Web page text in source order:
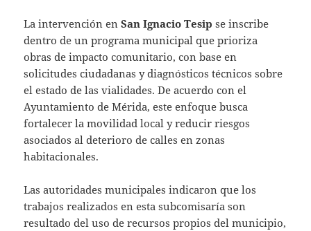
La intervención enSan Ignacio Tesip se inscribe
dentro de un programa municipal que prioriza
obras de impacto comunitario, con base en
solicitudes ciudadanas y diagnósticos técnicos sobre
el estado de las vialidades. De acuerdo con el
Ayuntamiento de Mérida, este enfoque busca
fortalecer la movilidad local y reducir riesgos
asociados al deterioro de calles en zonas
habitacionales.
Las autoridades municipales indicaron que los
trabajos realizados en esta subcomisaría son
resultado del uso de recursos propios del municipio,